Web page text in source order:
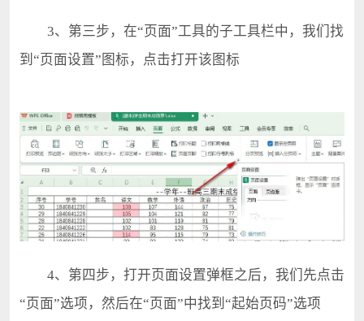
3、第三步，在“页面”工具的子工具栏中，我们找
到“页面设置”图标，点击打开该图标
4、第四步，打开页面设置弹框之后，我们先点击
“页面”选项，然后在“页面”中找到“起始页码”选项